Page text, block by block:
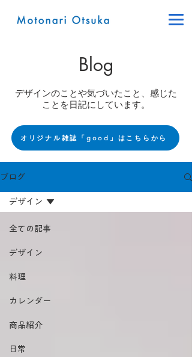
Blog
デザインのことや気づいたこと、感じた
ことを日記にしています。
オリジナル雑誌「good」はこちらから
ブログ
全ての記事
デザイン
料理
カレンダー
商品紹介
日常
デザイン